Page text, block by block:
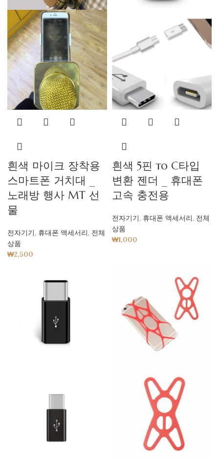
흰색 마이크 장착용
스마트폰 거치대 _
노래방 행사 MT 선
물
전자기기, 휴대폰 액세서리, 전체
상품
₩2,500
흰색 5핀 to C타입
변환 젠더 _ 휴대폰
고속 충전용
전자기기, 휴대폰 액세서리, 전체
상품
₩1,000